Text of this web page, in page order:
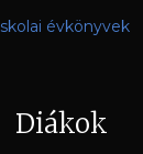
Iskolai évkönyvek
Diákok